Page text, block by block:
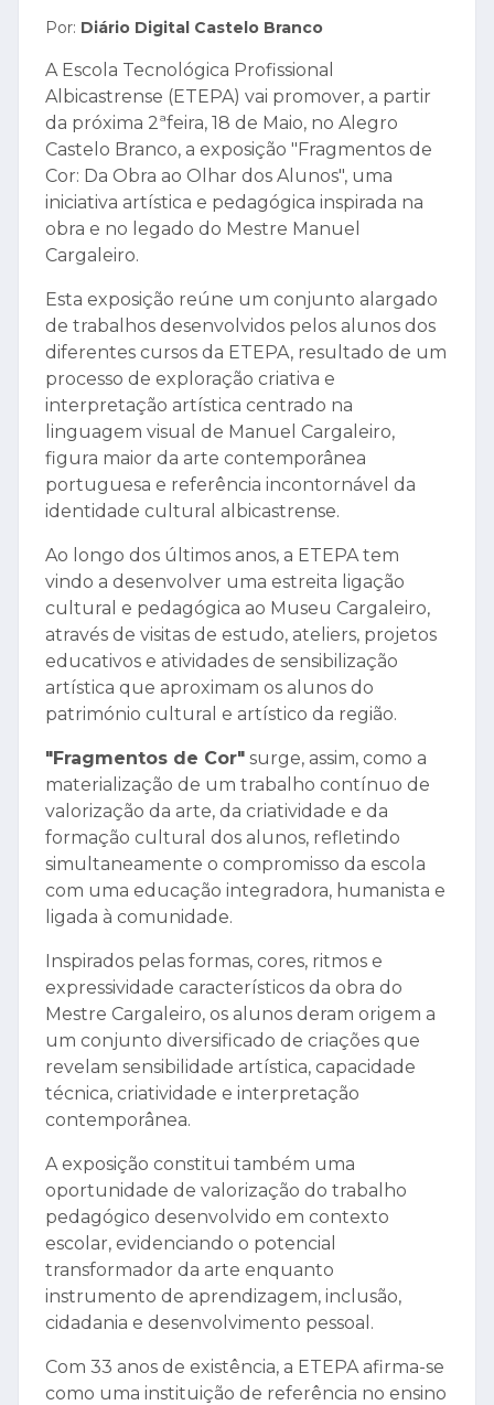
Por: Diário Digital Castelo Branco
A Escola Tecnológica Profissional
Albicastrense (ETEPA) vai promover, a partir
da próxima 2ªfeira, 18 de Maio, no Alegro
Castelo Branco, a exposição "Fragmentos de
Cor: Da Obra ao Olhar dos Alunos", uma
iniciativa artística e pedagógica inspirada na
obra e no legado do Mestre Manuel
Cargaleiro.
Esta exposição reúne um conjunto alargado
de trabalhos desenvolvidos pelos alunos dos
diferentes cursos da ETEPA, resultado de um
processo de exploração criativa e
interpretação artística centrado na
linguagem visual de Manuel Cargaleiro,
figura maior da arte contemporânea
portuguesa e referência incontornável da
identidade cultural albicastrense.
Ao longo dos últimos anos, a ETEPA tem
vindo a desenvolver uma estreita ligação
cultural e pedagógica ao Museu Cargaleiro,
através de visitas de estudo, ateliers, projetos
educativos e atividades de sensibilização
artística que aproximam os alunos do
património cultural e artístico da região.
"Fragmentos de Cor" surge, assim, como a
materialização de um trabalho contínuo de
valorização da arte, da criatividade e da
formação cultural dos alunos, refletindo
simultaneamente o compromisso da escola
com uma educação integradora, humanista e
ligada à comunidade.
Inspirados pelas formas, cores, ritmos e
expressividade característicos da obra do
Mestre Cargaleiro, os alunos deram origem a
um conjunto diversificado de criações que
revelam sensibilidade artística, capacidade
técnica, criatividade e interpretação
contemporânea.
A exposição constitui também uma
oportunidade de valorização do trabalho
pedagógico desenvolvido em contexto
escolar, evidenciando o potencial
transformador da arte enquanto
instrumento de aprendizagem, inclusão,
cidadania e desenvolvimento pessoal.
Com 33 anos de existência, a ETEPA afirma-se
como uma instituição de referência no ensino